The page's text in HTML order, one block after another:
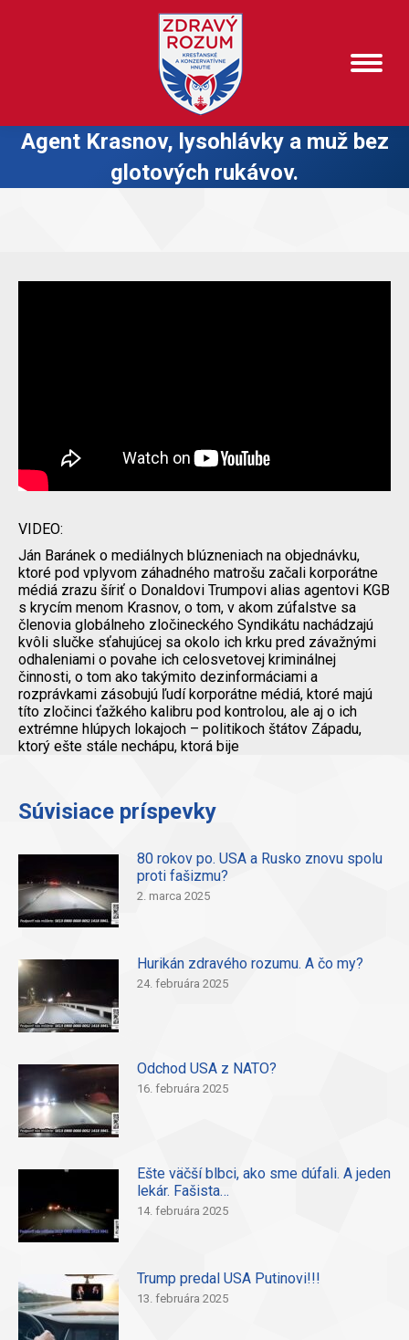
Agent Krasnov, lysohlávky a muž bez
glotových rukávov.
VIDEO:
Ján Baránek o mediálnych blúzneniach na objednávku,
ktoré pod vplyvom záhadného matrošu začali korporátne
médiá zrazu šíriť o Donaldovi Trumpovi alias agentovi KGB
s krycím menom Krasnov, o tom, v akom zúfalstve sa
členovia globálneho zločineckého Syndikátu nachádzajú
kvôli slučke sťahujúcej sa okolo ich krku pred závažnými
odhaleniami o povahe ich celosvetovej kriminálnej
činnosti, o tom ako takýmito dezinformáciami a
rozprávkami zásobujú ľudí korporátne médiá, ktoré majú
títo zločinci ťažkého kalibru pod kontrolou, ale aj o ich
extrémne hlúpych lokajoch – politikoch štátov Západu,
ktorý ešte stále nechápu, ktorá bije
Súvisiace príspevky
80 rokov po. USA a Rusko znovu spolu
proti fašizmu?
2. marca 2025
Hurikán zdravého rozumu. A čo my?
24. februára 2025
Odchod USA z NATO?
16. februára 2025
Ešte väčší blbci, ako sme dúfali. A jeden
lekár. Fašista…
14. februára 2025
Trump predal USA Putinovi!!!
13. februára 2025